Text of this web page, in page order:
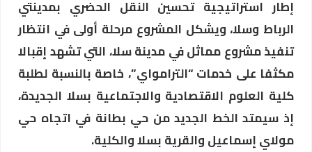
إطار استراتيجية تحسين النقل الحضري بمدينتي
الرباط وسلا، ويشكل المشروع مرحلة أولى في انتظار
تنفيذ مشروع مماثل في مدينة سلا، التي تشهد إقبالا
مكثفا على خدمات “الترامواي”، خاصة بالنسبة لطلبة
كلية العلوم الاقتصادية والاجتماعية بسلا الجديدة،
إذ سيمتد الخط الجديد من حي بطانة في اتجاه حي
مولاي إسماعيل والقرية بسلا والكلية.